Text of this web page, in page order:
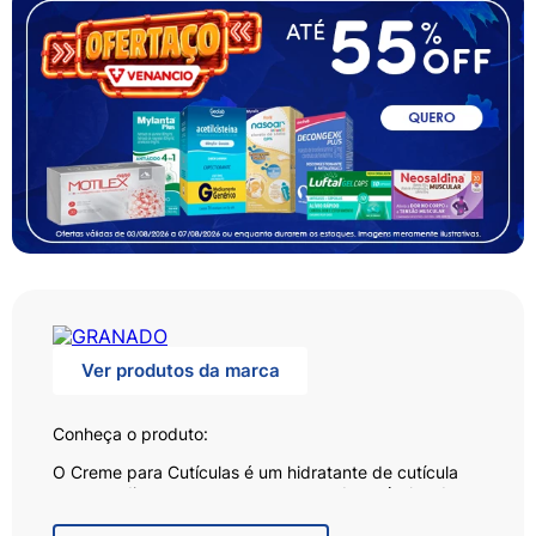
Ver produtos da marca
Conheça o produto:
O Creme para Cutículas é um hidratante de cutícula
que age diretamente no tratamento de cutículas duras